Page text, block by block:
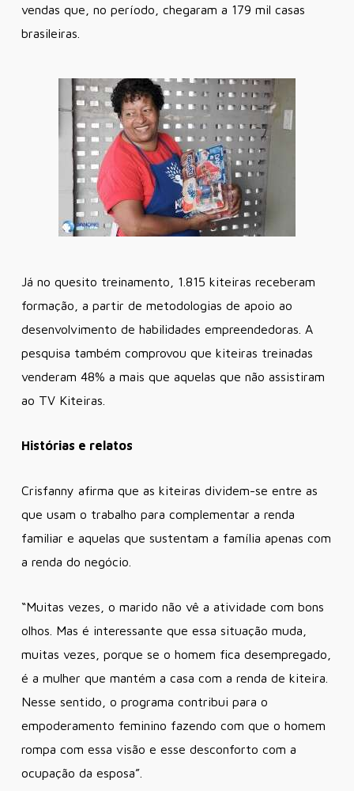
vendas que, no período, chegaram a 179 mil casas
brasileiras.
Já no quesito treinamento, 1.815 kiteiras receberam
formação, a partir de metodologias de apoio ao
desenvolvimento de habilidades empreendedoras. A
pesquisa também comprovou que kiteiras treinadas
venderam 48% a mais que aquelas que não assistiram
ao TV Kiteiras.
Histórias e relatos
Crisfanny afirma que as kiteiras dividem-se entre as
que usam o trabalho para complementar a renda
familiar e aquelas que sustentam a família apenas com
a renda do negócio.
“Muitas vezes, o marido não vê a atividade com bons
olhos. Mas é interessante que essa situação muda,
muitas vezes, porque se o homem fica desempregado,
é a mulher que mantém a casa com a renda de kiteira.
Nesse sentido, o programa contribui para o
empoderamento feminino fazendo com que o homem
rompa com essa visão e esse desconforto com a
ocupação da esposa”.